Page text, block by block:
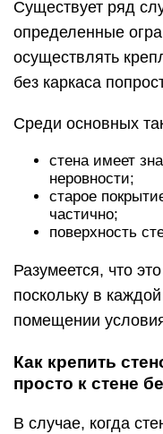
Существует ряд
определенные
осуществлять
без каркаса
Среди основных
стена имеет
неровности;
старое
частично;
поверхность
Разумеется, что
поскольку в
помещении
Как крепить
просто к стене
В случае, когда